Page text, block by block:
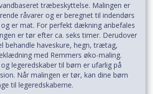
træbeskyttelse. Malingen er
råvarer og er beregnet til indendørs
er mat. For perfekt dækning anbefales
er tør efter ca. seks timer. Derudover
behandle haveskure, hegn, trætag,
med Remmers øko-maling.
legeredskaber til børn er ufarlig på
Når malingen er tør, kan dine børn
til legeredskaberne.